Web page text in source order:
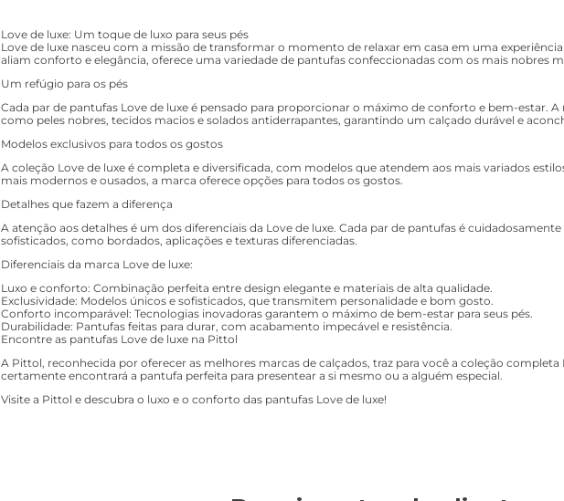
Love de luxe: Um toque de luxo para seus pés
Love de luxe nasceu com a missão de transformar o momento de relaxar em casa em uma
aliam conforto e elegância, oferece uma variedade de pantufas confeccionadas com os mais nobres
Um refúgio para os pés
Cada par de pantufas Love de luxe é pensado para proporcionar o máximo de conforto e bem-estar.
como peles nobres, tecidos macios e solados antiderrapantes, garantindo um calçado durável e
Modelos exclusivos para todos os gostos
A coleção Love de luxe é completa e diversificada, com modelos que atendem aos mais variados
mais modernos e ousados, a marca oferece opções para todos os gostos.
Detalhes que fazem a diferença
A atenção aos detalhes é um dos diferenciais da Love de luxe. Cada par de pantufas é
sofisticados, como bordados, aplicações e texturas diferenciadas.
Diferenciais da marca Love de luxe:
Luxo e conforto: Combinação perfeita entre design elegante e materiais de alta qualidade.
Exclusividade: Modelos únicos e sofisticados, que transmitem personalidade e bom gosto.
Conforto incomparável: Tecnologias inovadoras garantem o máximo de bem-estar para seus pés.
Durabilidade: Pantufas feitas para durar, com acabamento impecável e resistência.
Encontre as pantufas Love de luxe na Pittol
A Pittol, reconhecida por oferecer as melhores marcas de calçados, traz para você a coleção
certamente encontrará a pantufa perfeita para presentear a si mesmo ou a alguém especial.
Visite a Pittol e descubra o luxo e o conforto das pantufas Love de luxe!